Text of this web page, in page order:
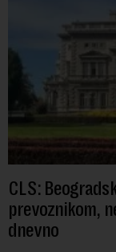
CLS:
prevoznikom,
dnevno